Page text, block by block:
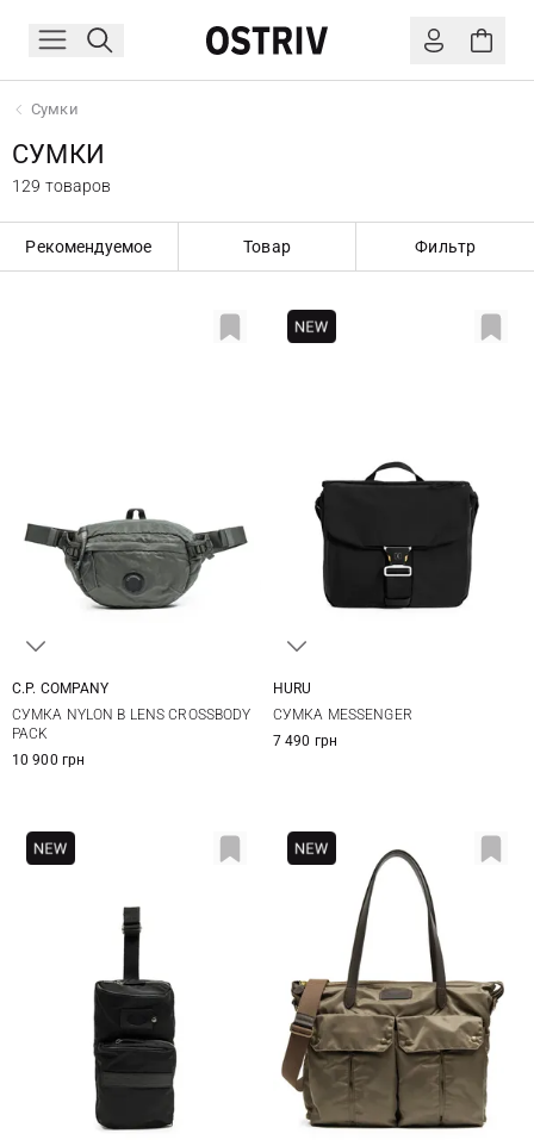
Сумки
СУМКИ
129 товаров
Рекомендуемое Товар Фильтр
C.P. COMPANY
СУМКА NYLON B LENS CROSSBODY
PACK
10 900 грн
HURU
СУМКА MESSENGER
7 490 грн